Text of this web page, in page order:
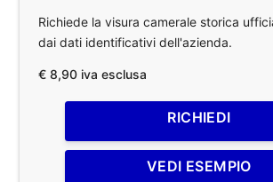
Richiede la visura camerale storica
dai dati identificativi dell'azienda.
€ 8,90 iva esclusa
RICHIEDI
VEDI ESEMPIO